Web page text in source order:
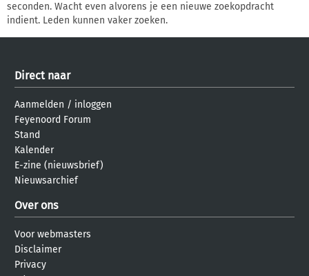
seconden. Wacht even alvorens je een nieuwe zoekopdracht
indient. Leden kunnen vaker zoeken.
Direct naar
Aanmelden / inloggen
Feyenoord Forum
Stand
Kalender
E-zine (nieuwsbrief)
Nieuwsarchief
Over ons
Voor webmasters
Disclaimer
Privacy